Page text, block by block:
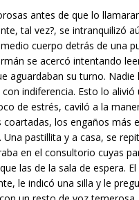
antes de que lo
tal vez?, se intranquilizó
cuerpo detrás de una
se acercó intentando
aguardaban su turno. Nadie
indiferencia. Esto lo alivió
de estrés, caviló a la
coartadas, los engaños más
Una pastillita y a casa, se
en el consultorio cuyas
las de la sala de espera.
le indicó una silla y le